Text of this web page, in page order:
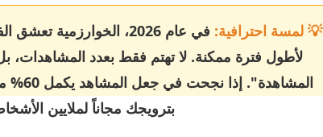
💡 لمسة احترافية:
في عام 2026، الخوارزمية
لأطول فترة ممكنة. لا تهتم فقط بعدد
بترويجك مجاناً لملايين